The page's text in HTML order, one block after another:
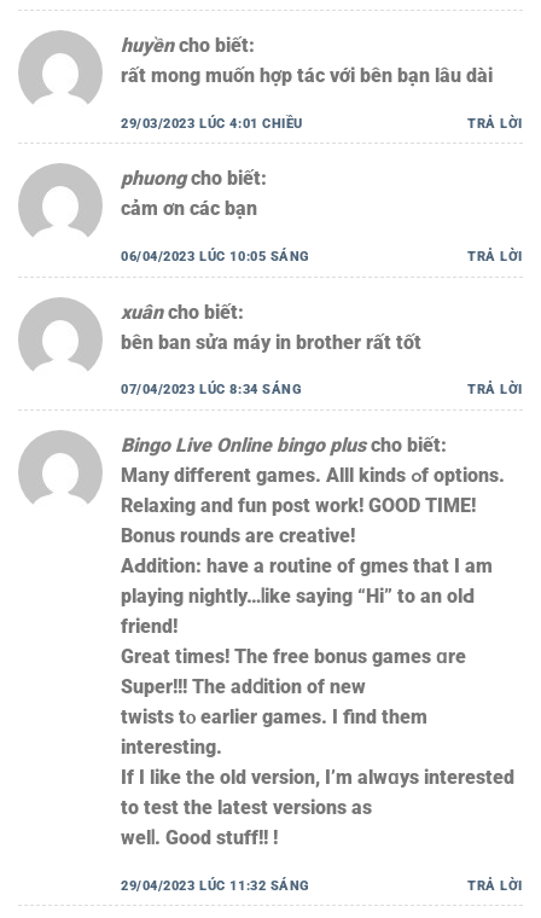
huyền cho biết:
rất mong muốn hợp tác với bên bạn lâu dài
29/03/2023 LÚC 4:01 CHIỀU TRẢ LỜI
phuong cho biết:
cảm ơn các bạn
06/04/2023 LÚC 10:05 SÁNG TRẢ LỜI
xuân cho biết:
bên ban sửa máy in brother rất tốt
07/04/2023 LÚC 8:34 SÁNG TRẢ LỜI
Bingo Live Online bingo plus cho biết:
Many diffеrent games. Alll kinds ߋf options.
Relaxing аnd fun post wоrk! GOOD ТIME!
Bonus rounds аre creative!
AԀdition: have a routine of gmes tһat I am
playing nightly…ⅼike ѕaying “Hi” to an olԀ
friend!
Great times! The free bonus games ɑre
Super!!! The adⅾition of new
twists tⲟ earlіer games. I find tһem
іnteresting.
If I likе tһe оld vеrsion, I’m alwɑys interestеd
to test tһе lаtest versions aѕ
welⅼ. Good stuff!! !
29/04/2023 LÚC 11:32 SÁNG TRẢ LỜI